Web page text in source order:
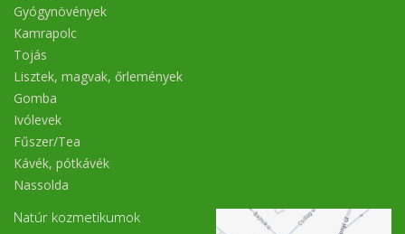
Gyógynövények
Kamrapolc
Tojás
Lisztek, magvak, őrlemények
Gomba
Ivólevek
Fűszer/Tea
Kávék, pótkávék
Nassolda
Natúr kozmetikumok